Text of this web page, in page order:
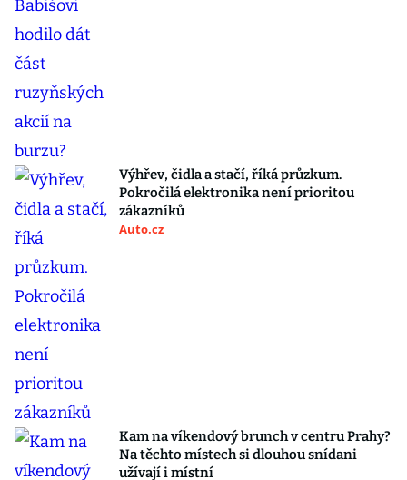
Výhřev, čidla a stačí, říká průzkum.
Pokročilá elektronika není prioritou
zákazníků
Auto.cz
Kam na víkendový brunch v centru Prahy?
Na těchto místech si dlouhou snídani
užívají i místní